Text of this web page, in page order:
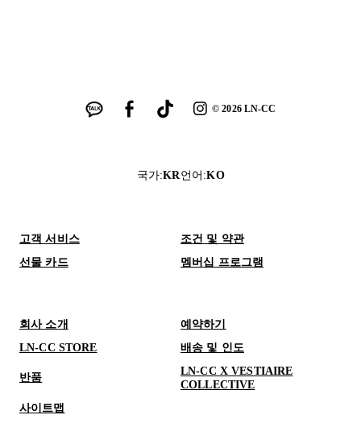
©2026LN-CC
국가:KR 언어 :KO
고객 서비스
조건 및 약관
선물 카드
멤버십 프로그램
회사 소개
예약하기
LN-CC STORE
배송 및 인도
반품
LN-CC X VESTIAIRE
COLLECTIVE
사이트맵